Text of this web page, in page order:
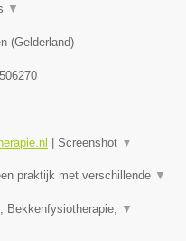
▼
(Gelderland)
Screenshot ▼
praktijk met verschillende ▼
Bekkenfysiotherapie, ▼